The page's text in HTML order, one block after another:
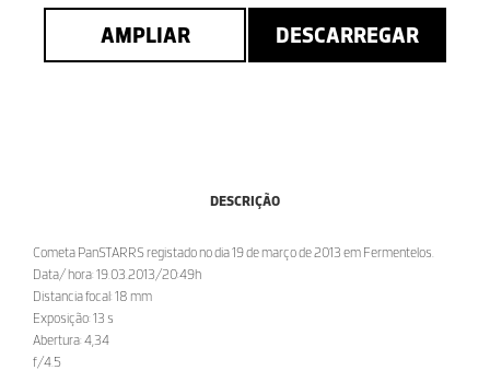
AMPLIAR DESCARREGAR
DESCRIÇÃO
Cometa PanSTARRS registado no dia 19 de março de 2013 em Fermentelos.
Data/ hora: 19.03.2013/20:49h
Distancia focal: 18 mm
Exposição: 13 s
Abertura: 4,34
f/4.5